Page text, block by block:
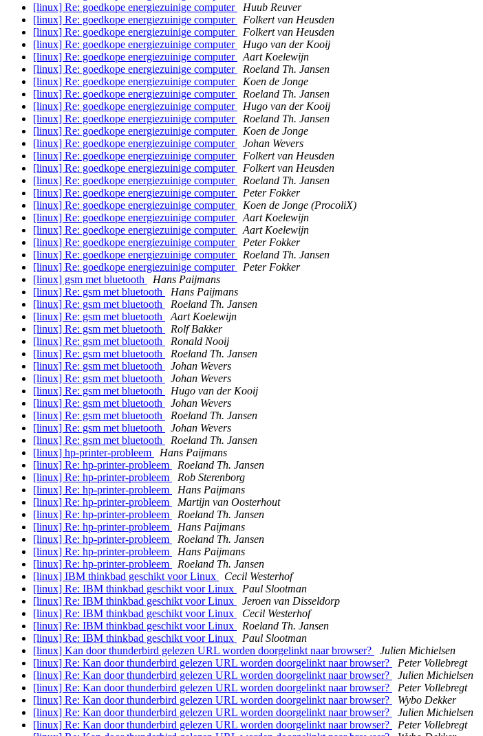
[linux] Re: goedkope energiezuinige computer
Huub Reuver
[linux] Re: goedkope energiezuinige computer
Folkert van Heusden
[linux] Re: goedkope energiezuinige computer
Folkert van Heusden
[linux] Re: goedkope energiezuinige computer
Hugo van der Kooij
[linux] Re: goedkope energiezuinige computer
Aart Koelewijn
[linux] Re: goedkope energiezuinige computer
Roeland Th. Jansen
[linux] Re: goedkope energiezuinige computer
Koen de Jonge
[linux] Re: goedkope energiezuinige computer
Roeland Th. Jansen
[linux] Re: goedkope energiezuinige computer
Hugo van der Kooij
[linux] Re: goedkope energiezuinige computer
Roeland Th. Jansen
[linux] Re: goedkope energiezuinige computer
Koen de Jonge
[linux] Re: goedkope energiezuinige computer
Johan Wevers
[linux] Re: goedkope energiezuinige computer
Folkert van Heusden
[linux] Re: goedkope energiezuinige computer
Folkert van Heusden
[linux] Re: goedkope energiezuinige computer
Roeland Th. Jansen
[linux] Re: goedkope energiezuinige computer
Peter Fokker
[linux] Re: goedkope energiezuinige computer
Koen de Jonge (ProcoliX)
[linux] Re: goedkope energiezuinige computer
Aart Koelewijn
[linux] Re: goedkope energiezuinige computer
Aart Koelewijn
[linux] Re: goedkope energiezuinige computer
Peter Fokker
[linux] Re: goedkope energiezuinige computer
Roeland Th. Jansen
[linux] Re: goedkope energiezuinige computer
Peter Fokker
[linux] gsm met bluetooth
Hans Paijmans
[linux] Re: gsm met bluetooth
Hans Paijmans
[linux] Re: gsm met bluetooth
Roeland Th. Jansen
[linux] Re: gsm met bluetooth
Aart Koelewijn
[linux] Re: gsm met bluetooth
Rolf Bakker
[linux] Re: gsm met bluetooth
Ronald Nooij
[linux] Re: gsm met bluetooth
Roeland Th. Jansen
[linux] Re: gsm met bluetooth
Johan Wevers
[linux] Re: gsm met bluetooth
Johan Wevers
[linux] Re: gsm met bluetooth
Hugo van der Kooij
[linux] Re: gsm met bluetooth
Johan Wevers
[linux] Re: gsm met bluetooth
Roeland Th. Jansen
[linux] Re: gsm met bluetooth
Johan Wevers
[linux] Re: gsm met bluetooth
Roeland Th. Jansen
[linux] hp-printer-probleem
Hans Paijmans
[linux] Re: hp-printer-probleem
Roeland Th. Jansen
[linux] Re: hp-printer-probleem
Rob Sterenborg
[linux] Re: hp-printer-probleem
Hans Paijmans
[linux] Re: hp-printer-probleem
Martijn van Oosterhout
[linux] Re: hp-printer-probleem
Roeland Th. Jansen
[linux] Re: hp-printer-probleem
Hans Paijmans
[linux] Re: hp-printer-probleem
Roeland Th. Jansen
[linux] Re: hp-printer-probleem
Hans Paijmans
[linux] Re: hp-printer-probleem
Roeland Th. Jansen
[linux] IBM thinkbad geschikt voor Linux
Cecil Westerhof
[linux] Re: IBM thinkbad geschikt voor Linux
Paul Slootman
[linux] Re: IBM thinkbad geschikt voor Linux
Jeroen van Disseldorp
[linux] Re: IBM thinkbad geschikt voor Linux
Cecil Westerhof
[linux] Re: IBM thinkbad geschikt voor Linux
Roeland Th. Jansen
[linux] Re: IBM thinkbad geschikt voor Linux
Paul Slootman
[linux] Kan door thunderbird gelezen URL worden doorgelinkt naar browser?
Julien Michielsen
[linux] Re: Kan door thunderbird gelezen URL worden doorgelinkt naar browser?
Peter Vollebregt
[linux] Re: Kan door thunderbird gelezen URL worden doorgelinkt naar browser?
Julien Michielsen
[linux] Re: Kan door thunderbird gelezen URL worden doorgelinkt naar browser?
Peter Vollebregt
[linux] Re: Kan door thunderbird gelezen URL worden doorgelinkt naar browser?
Wybo Dekker
[linux] Re: Kan door thunderbird gelezen URL worden doorgelinkt naar browser?
Julien Michielsen
[linux] Re: Kan door thunderbird gelezen URL worden doorgelinkt naar browser?
Peter Vollebregt